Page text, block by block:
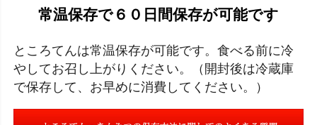
常温保存で６０日間保存が可能です
ところてんは常温保存が可能です。食べる前に冷
やしてお召し上がりください。（開封後は冷蔵庫
で保存して、お早めに消費してください。）